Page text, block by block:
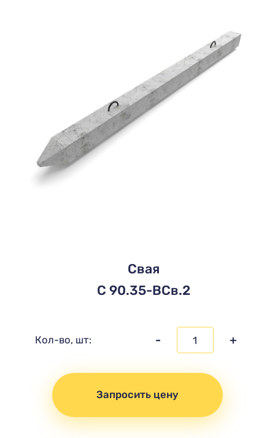
Свая
C 90.35-ВСв.2
Кол-во, шт: - +
Запросить цену